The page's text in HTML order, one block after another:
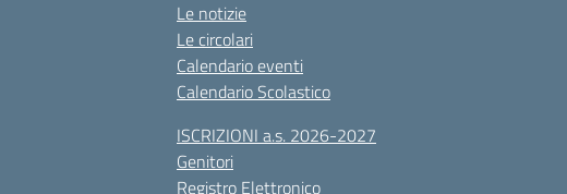
Le notizie
Le circolari
Calendario eventi
Calendario Scolastico
ISCRIZIONI a.s. 2026-2027
Genitori
Registro Elettronico